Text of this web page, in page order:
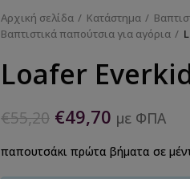
Αρχική σελίδα Κατάστημα
Βαπτιστικά παπούτσια για αγόρια
Loafer
€55,20 €49,70 με ΦΠΑ
παπουτσάκι πρώτα βήματα σε